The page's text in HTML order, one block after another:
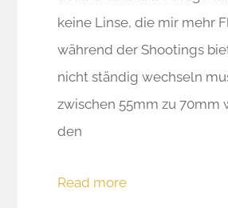
keine Linse, die mir mehr
während der Shootings
nicht ständig wechseln
zwischen 55mm zu 70mm
den
Read more